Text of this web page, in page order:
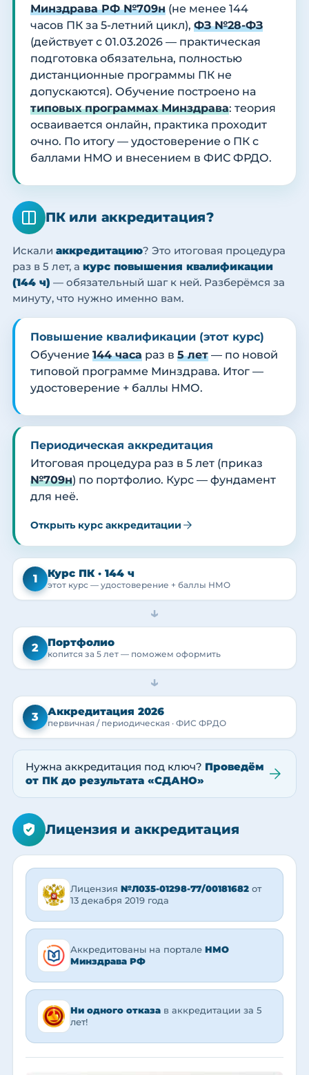
Минздрава РФ №709н (не менее 144
часов ПК за 5-летний цикл), ФЗ №28-ФЗ
(действует с 01.03.2026 — практическая
подготовка обязательна, полностью
дистанционные программы ПК не
допускаются). Обучение построено на
типовых программах Минздрава: теория
осваивается онлайн, практика проходит
очно. По итогу — удостоверение о ПК с
баллами НМО и внесением в ФИС ФРДО.
ПК или аккредитация?
Искали аккредитацию? Это итоговая процедура
раз в 5 лет, а курс повышения квалификации
(144 ч) — обязательный шаг к ней. Разберёмся за
минуту, что нужно именно вам.
Повышение квалификации (этот курс)
Обучение 144 часа раз в 5 лет — по новой
типовой программе Минздрава. Итог —
удостоверение + баллы НМО.
Периодическая аккредитация
Итоговая процедура раз в 5 лет (приказ
№709н) по портфолио. Курс — фундамент
для неё.
Открыть курс аккредитации
1 Курс ПК · 144 ч
этот курс — удостоверение + баллы НМО
→
2 Портфолио
копится за 5 лет — поможем оформить
→
3 Аккредитация 2026
первичная / периодическая · ФИС ФРДО
Нужна аккредитация под ключ? Проведём
от ПК до результата «СДАНО»
Лицензия и аккредитация
Лицензия №Л035-01298-77/00181682 от
13 декабря 2019 года
Аккредитованы на портале НМО
Минздрава РФ
Ни одного отказа в аккредитации за 5
лет!